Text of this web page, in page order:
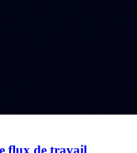
flux de travail